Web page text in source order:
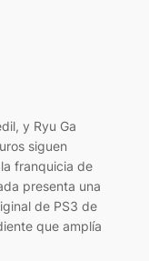
y Ryu Ga
siguen
franquicia de
presenta una
de PS3 de
que amplía